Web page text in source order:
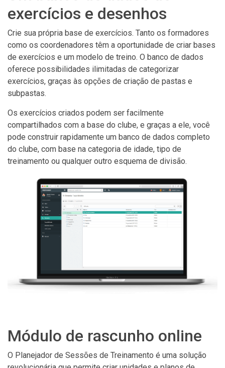
exercícios e desenhos
Crie sua própria base de exercícios. Tanto os formadores
como os coordenadores têm a oportunidade de criar bases
de exercícios e um modelo de treino. O banco de dados
oferece possibilidades ilimitadas de categorizar
exercícios, graças às opções de criação de pastas e
subpastas.
Os exercícios criados podem ser facilmente
compartilhados com a base do clube, e graças a ele, você
pode construir rapidamente um banco de dados completo
do clube, com base na categoria de idade, tipo de
treinamento ou qualquer outro esquema de divisão.
Módulo de rascunho online
O Planejador de Sessões de Treinamento é uma solução